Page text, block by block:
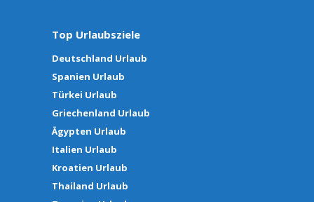
Top Urlaubsziele
Deutschland Urlaub
Spanien Urlaub
Türkei Urlaub
Griechenland Urlaub
Ägypten Urlaub
Italien Urlaub
Kroatien Urlaub
Thailand Urlaub